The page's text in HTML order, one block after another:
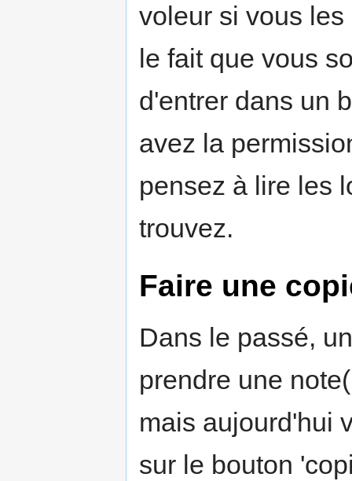
voleur si vous
le fait que vous
d'entrer dans un
avez la
pensez à lire les
trouvez.
Faire une
Dans le passé,
prendre une note(
mais aujourd'hui
sur le bouton